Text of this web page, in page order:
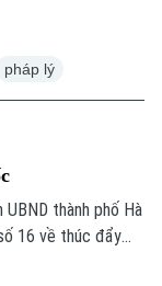
pháp lý
UBND thành phố Hà
16 về thúc đẩy